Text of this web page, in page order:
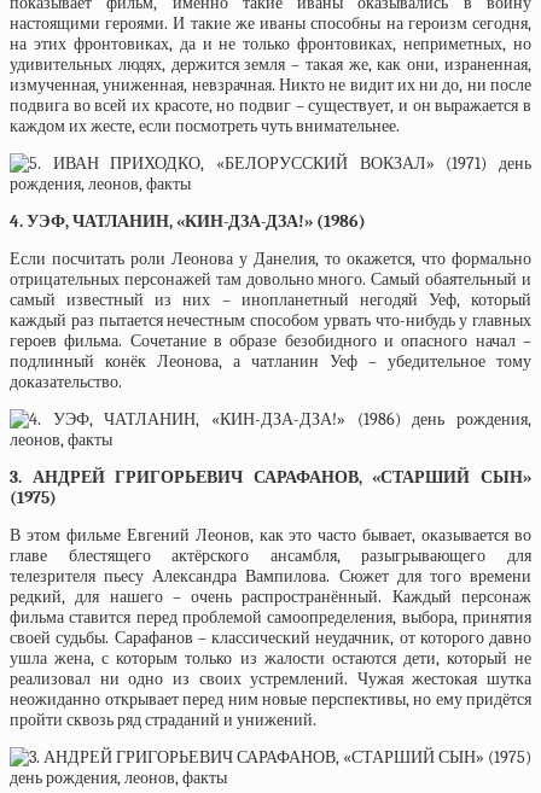
настоящими героями. И такие же иваны способны на героизм сегодня,
на этих фронтовиках, да и не только фронтовиках, неприметных, но
удивительных людях, держится земля – такая же, как они, израненная,
измученная, униженная, невзрачная. Никто не видит их ни до, ни после
подвига во всей их красоте, но подвиг – существует, и он выражается в
каждом их жесте, если посмотреть чуть внимательнее.
4. УЭФ, ЧАТЛАНИН, «КИН-ДЗА-ДЗА!» (1986)
Если посчитать роли Леонова у Данелия, то окажется, что формально
отрицательных персонажей там довольно много. Самый обаятельный и
самый известный из них – инопланетный негодяй Уеф, который
каждый раз пытается нечестным способом урвать что-нибудь у главных
героев фильма. Сочетание в образе безобидного и опасного начал –
подлинный конёк Леонова, а чатланин Уеф – убедительное тому
доказательство.
3. АНДРЕЙ ГРИГОРЬЕВИЧ САРАФАНОВ, «СТАРШИЙ СЫН»
(1975)
В этом фильме Евгений Леонов, как это часто бывает, оказывается во
главе блестящего актёрского ансамбля, разыгрывающего для
телезрителя пьесу Александра Вампилова. Сюжет для того времени
редкий, для нашего – очень распространённый. Каждый персонаж
фильма ставится перед проблемой самоопределения, выбора, принятия
своей судьбы. Сарафанов – классический неудачник, от которого давно
ушла жена, с которым только из жалости остаются дети, который не
реализовал ни одно из своих устремлений. Чужая жестокая шутка
неожиданно открывает перед ним новые перспективы, но ему придётся
пройти сквозь ряд страданий и унижений.